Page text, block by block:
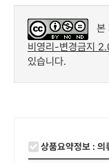
본
비영리-변경금지
있습니다.
상품요약정보 : 의